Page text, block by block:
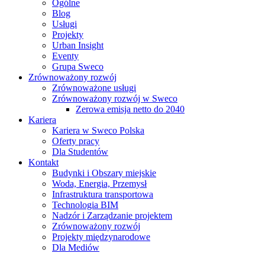
Ogólne
Blog
Usługi
Projekty
Urban Insight
Eventy
Grupa Sweco
Zrównoważony rozwój
Zrównoważone usługi
Zrównoważony rozwój w Sweco
Zerowa emisja netto do 2040
Kariera
Kariera w Sweco Polska
Oferty pracy
Dla Studentów
Kontakt
Budynki i Obszary miejskie
Woda, Energia, Przemysł
Infrastruktura transportowa
Technologia BIM
Nadzór i Zarządzanie projektem
Zrównoważony rozwój
Projekty międzynarodowe
Dla Mediów